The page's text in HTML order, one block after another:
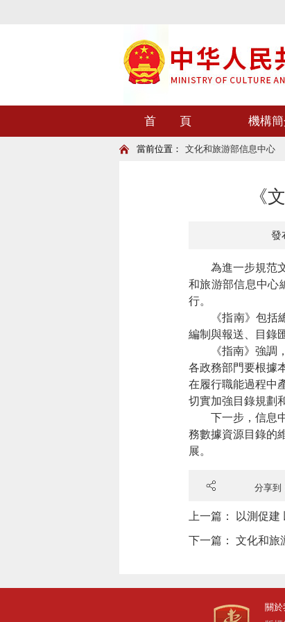
首 頁 機構
當前位置： 文化和旅游部信息中心
《
發
為進一步規范文
和旅游部信息中心
行。
《指南》包括總
編制與報送、目錄
《指南》強調，
各政務部門要根據
在履行職能過程中
切實加強目錄規劃
下一步，信息中
務數據資源目錄的
展。
分享到
上一篇： 以測促建
下一篇： 文化和旅